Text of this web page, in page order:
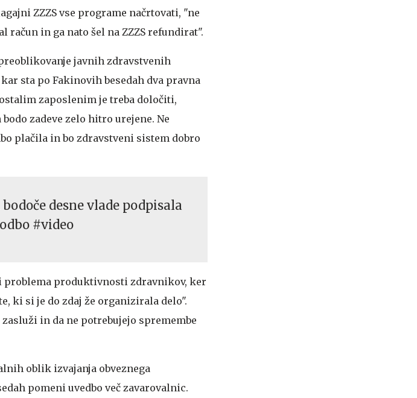
ZZZS vse programe načrtovati, "ne
račun in ga nato šel na ZZZS refundirat".
javnih zdravstvenih
sta po Fakinovih besedah dva pravna
zaposlenim je treba določiti,
zadeve zelo hitro urejene. Ne
plačila in bo zdravstveni sistem dobro
desne vlade podpisala
#video
produktivnosti zdravnikov, ker
ki si je do zdaj že organizirala delo".
in da ne potrebujejo spremembe
oblik izvajanja obveznega
pomeni uvedbo več zavarovalnic.